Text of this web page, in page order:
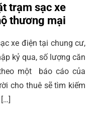
trạm sạc xe
thương mại
xe điện tại chung cư,
kỷ qua, số lượng căn
một báo cáo của
cho thuê sẽ tìm kiếm